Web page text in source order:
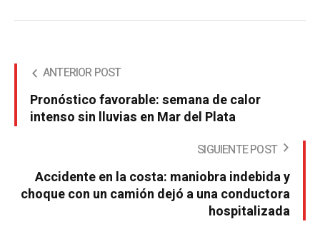
ANTERIOR POST
Pronóstico favorable: semana de calor
intenso sin lluvias en Mar del Plata
SIGUIENTE POST
Accidente en la costa: maniobra indebida y
choque con un camión dejó a una conductora
hospitalizada